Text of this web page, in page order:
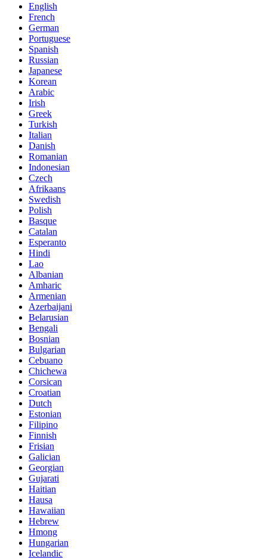
English
French
German
Portuguese
Spanish
Russian
Japanese
Korean
Arabic
Irish
Greek
Turkish
Italian
Danish
Romanian
Indonesian
Czech
Afrikaans
Swedish
Polish
Basque
Catalan
Esperanto
Hindi
Lao
Albanian
Amharic
Armenian
Azerbaijani
Belarusian
Bengali
Bosnian
Bulgarian
Cebuano
Chichewa
Corsican
Croatian
Dutch
Estonian
Filipino
Finnish
Frisian
Galician
Georgian
Gujarati
Haitian
Hausa
Hawaiian
Hebrew
Hmong
Hungarian
Icelandic